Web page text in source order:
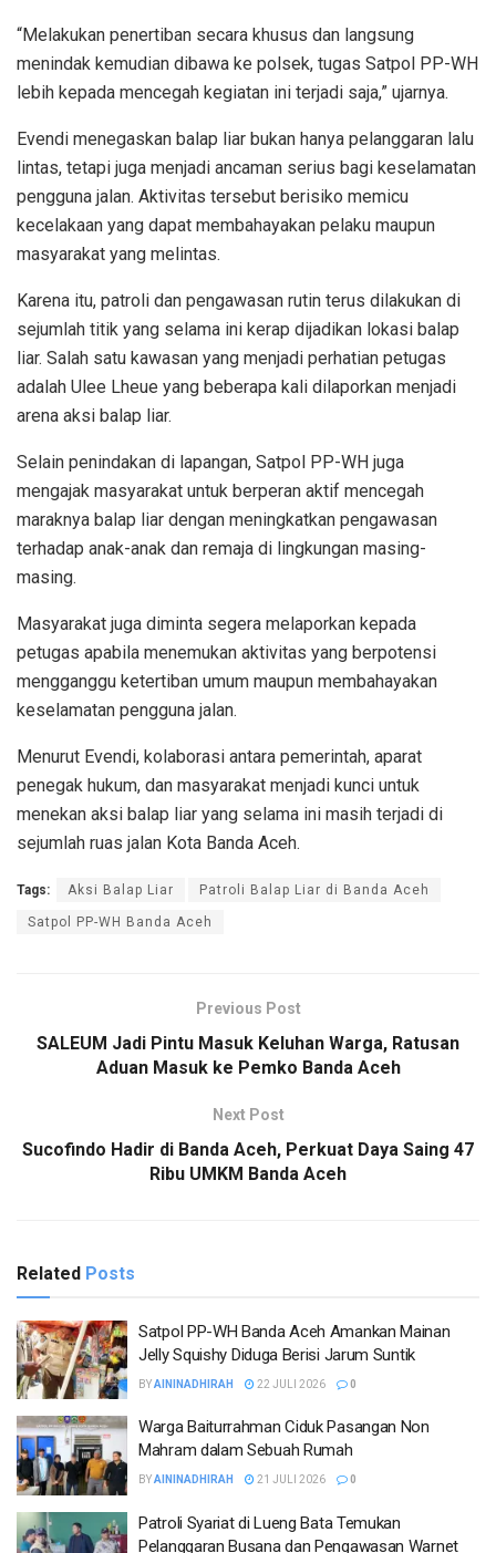
“Melakukan penertiban secara khusus dan langsung
menindak kemudian dibawa ke polsek, tugas Satpol PP-WH
lebih kepada mencegah kegiatan ini terjadi saja,” ujarnya.
Evendi menegaskan balap liar bukan hanya pelanggaran lalu
lintas, tetapi juga menjadi ancaman serius bagi keselamatan
pengguna jalan. Aktivitas tersebut berisiko memicu
kecelakaan yang dapat membahayakan pelaku maupun
masyarakat yang melintas.
Karena itu, patroli dan pengawasan rutin terus dilakukan di
sejumlah titik yang selama ini kerap dijadikan lokasi balap
liar. Salah satu kawasan yang menjadi perhatian petugas
adalah Ulee Lheue yang beberapa kali dilaporkan menjadi
arena aksi balap liar.
Selain penindakan di lapangan, Satpol PP-WH juga
mengajak masyarakat untuk berperan aktif mencegah
maraknya balap liar dengan meningkatkan pengawasan
terhadap anak-anak dan remaja di lingkungan masing-
masing.
Masyarakat juga diminta segera melaporkan kepada
petugas apabila menemukan aktivitas yang berpotensi
mengganggu ketertiban umum maupun membahayakan
keselamatan pengguna jalan.
Menurut Evendi, kolaborasi antara pemerintah, aparat
penegak hukum, dan masyarakat menjadi kunci untuk
menekan aksi balap liar yang selama ini masih terjadi di
sejumlah ruas jalan Kota Banda Aceh.
Tags: Aksi Balap Liar Patroli Balap Liar di Banda Aceh
Satpol PP-WH Banda Aceh
Previous Post
SALEUM Jadi Pintu Masuk Keluhan Warga, Ratusan
Aduan Masuk ke Pemko Banda Aceh
Next Post
Sucofindo Hadir di Banda Aceh, Perkuat Daya Saing 47
Ribu UMKM Banda Aceh
Related Posts
Satpol PP-WH Banda Aceh Amankan Mainan
Jelly Squishy Diduga Berisi Jarum Suntik
BYAININADHIRAH 22 JULI 2026 0
Warga Baiturrahman Ciduk Pasangan Non
Mahram dalam Sebuah Rumah
BYAININADHIRAH 21 JULI 2026 0
Patroli Syariat di Lueng Bata Temukan
Pelanggaran Busana dan Pengawasan Warnet